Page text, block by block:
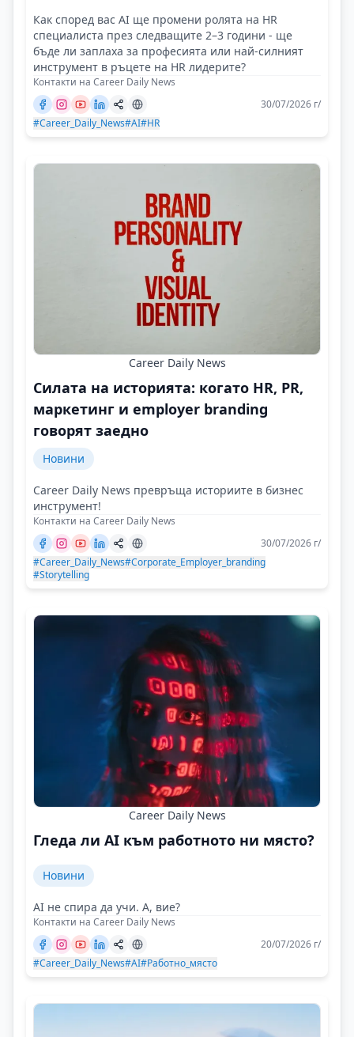
Как според вас AI ще промени ролята на HR
специалиста през следващите 2–3 години - ще
бъде ли заплаха за професията или най-силният
инструмент в ръцете на HR лидерите?
Контакти на Career Daily News
30/07/2026 г/
#Career_Daily_News#AI#HR
Career Daily News
Силата на историята: когато HR, PR,
маркетинг и employer branding
говорят заедно
Новини
Career Daily News превръща историите в бизнес
инструмент!
Контакти на Career Daily News
30/07/2026 г/
#Career_Daily_News#Corporate_Employer_branding
#Storytelling
Career Daily News
Гледа ли AI към работното ни място?
Новини
AI не спира да учи. А, вие?
Контакти на Career Daily News
20/07/2026 г/
#Career_Daily_News#AI#Работно_място